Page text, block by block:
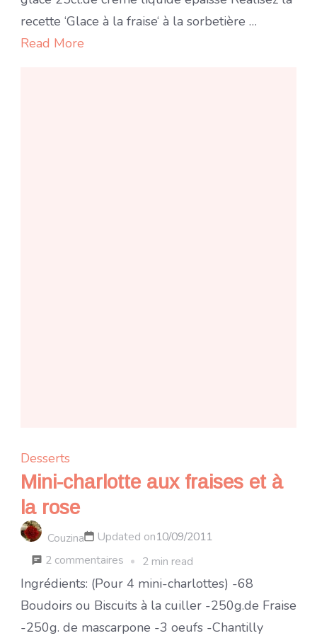
la
recette ‘Glace à la fraise‘ à la sorbetière …
Read More
Desserts
Mini-charlotte aux fraises et à
la rose
Couzina Updated on10/09/2011
2 commentaires sur
Mini-
charlotte
aux
2 min read
Ingrédients: (Pour 4 mini-charlottes) -68
Boudoirs ou Biscuits à la cuiller -250g.de Fraise
-250g. de mascarpone -3 oeufs -Chantilly